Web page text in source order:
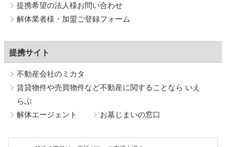
提携希望の法人様お問い合わせ
解体業者様・加盟ご登録フォーム
提携サイト
不動産会社のミカタ
賃貸物件や売買物件など不動産に関することなら いえ
らぶ
解体エージェント
お墓じまいの窓口